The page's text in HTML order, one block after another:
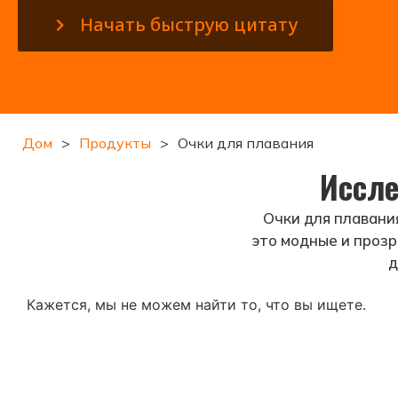
Начать быструю цитату
Дом > Продукты > Очки для плавания
Очки для
это модные и
Кажется, мы не можем найти то, что вы ищете.